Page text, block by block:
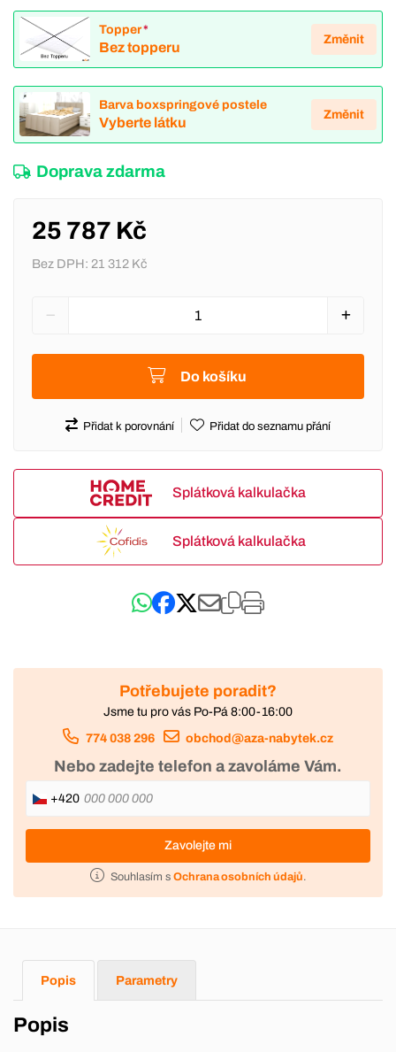
Topper*
Bez topperu
Změnit
Barva boxspringové postele
Vyberte látku
Změnit
Doprava zdarma
25 787 Kč
Bez DPH: 21 312 Kč
Do košíku
Přidat k porovnání Přidat do seznamu přání
Splátková kalkulačka
Splátková kalkulačka
Potřebujete poradit?
Jsme tu pro vás Po-Pá 8:00-16:00
774 038 296 obchod@aza-nabytek.cz
Nebo zadejte telefon a zavoláme Vám.
+420
Zavolejte mi
Souhlasím s Ochrana osobních údajů.
Popis Parametry
Popis